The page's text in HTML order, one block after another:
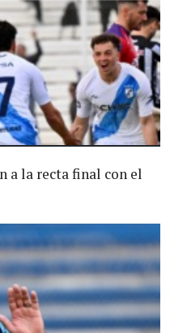
a la recta final con el